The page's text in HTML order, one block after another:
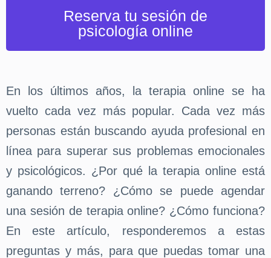
Reserva tu sesión de
psicología online
En los últimos años, la terapia online se ha
vuelto cada vez más popular. Cada vez más
personas están buscando ayuda profesional en
línea para superar sus problemas emocionales
y psicológicos. ¿Por qué la terapia online está
ganando terreno? ¿Cómo se puede agendar
una sesión de terapia online? ¿Cómo funciona?
En este artículo, responderemos a estas
preguntas y más, para que puedas tomar una